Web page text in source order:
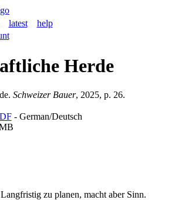
latest
help
Herde
Schweizer Bauer, 2025, p. 26.
- German/Deutsch
zu planen, macht aber Sinn.